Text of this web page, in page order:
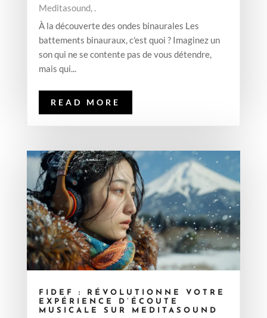
Meditasound, .
À la découverte des ondes binaurales Les
battements binauraux, c'est quoi ? Imaginez un
son qui ne se contente pas de vous détendre,
mais qui...
READ MORE
FIDEF : RÉVOLUTIONNE VOTRE
EXPÉRIENCE D’ÉCOUTE
MUSICALE SUR MEDITASOUND